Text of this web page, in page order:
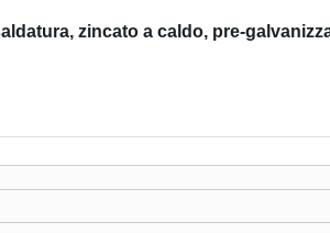
zincato a caldo, pre-